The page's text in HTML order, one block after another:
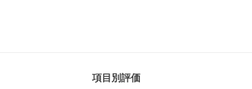
項目別評価